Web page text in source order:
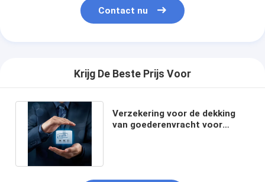
Contact nu
Krijg De Beste Prijs Voor
Verzekering voor de dekking
van goederenvracht voor